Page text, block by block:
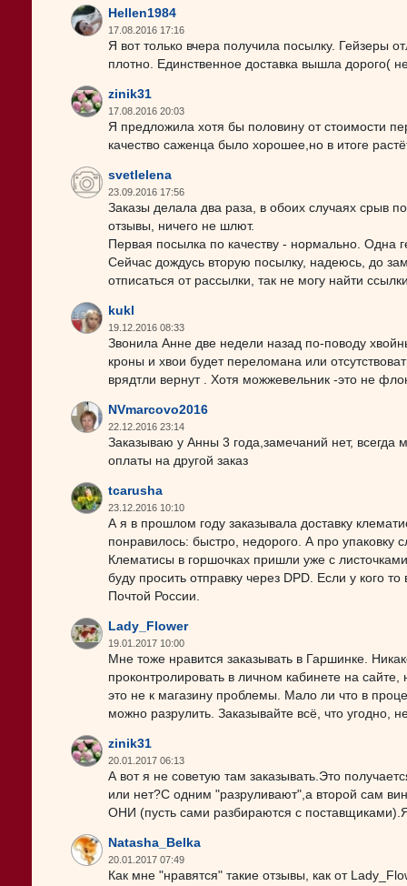
Hellen1984
17.08.2016 17:16
Я вот только вчера получила посылку. Гейзеры
плотно. Единственное доставка вышла дорого(
zinik31
17.08.2016 20:03
Я предложила хотя бы половину от стоимости
качество саженца было хорошее,но в итоге
svetlelena
23.09.2016 17:56
Заказы делала два раза, в обоих случаях срыв
отзывы, ничего не шлют.
Первая посылка по качеству - нормально. Одна
Сейчас дождусь вторую посылку, надеюсь, до
отписаться от рассылки, так не могу найти
kukl
19.12.2016 08:33
Звонила Анне две недели назад по-поводу
кроны и хвои будет переломана или
врядтли вернут . Хотя можжевельник -это не
NVmarcovo2016
22.12.2016 23:14
Заказываю у Анны 3 года,замечаний нет,
оплаты на другой заказ
tcarusha
23.12.2016 10:10
А я в прошлом году заказывала доставку
понравилось: быстро, недорого. А про упаковку
Клематисы в горшочках пришли уже с
буду просить отправку через DPD. Если у кого
Почтой России.
Lady_Flower
19.01.2017 10:00
Мне тоже нравится заказывать в Гаршинке.
проконтролировать в личном кабинете на
это не к магазину проблемы. Мало ли что в
можно разрулить. Заказывайте всё, что угодно,
zinik31
20.01.2017 06:13
А вот я не советую там заказывать.Это
или нет?С одним "разруливают",а второй сам
ОНИ (пусть сами разбираются с
Natasha_Belka
20.01.2017 07:49
Как мне "нравятся" такие отзывы, как от